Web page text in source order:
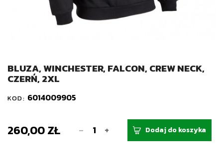
BLUZA, WINCHESTER, FALCON, CREW NECK,
CZERŃ, 2XL
KOD: 6014009905
260,00 ZŁ - + Dodaj do koszyka